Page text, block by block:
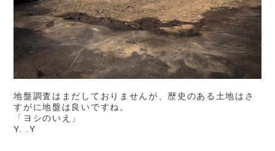
地盤調査はまだしておりませんが、歴史のある土地はさ
すがに地盤は良いですね。
「ヨシのいえ」
Y. .Y